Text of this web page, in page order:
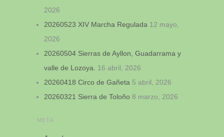
2026
20260523 XIV Marcha Regulada 12 mayo,
2026
20260504 Sierras de Ayllon, Guadarrama y
valle de Lozoya.
16 abril, 2026
20260418 Circo de Gañeta 5 abril, 2026
20260321 Sierra de Toloño 8 marzo, 2026
META